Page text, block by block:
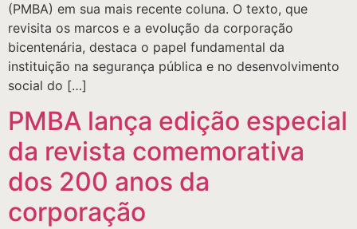
(PMBA) em sua mais recente coluna. O texto, que
revisita os marcos e a evolução da corporação
bicentenária, destaca o papel fundamental da
instituição na segurança pública e no desenvolvimento
social do […]
PMBA lança edição especial
da revista comemorativa
dos 200 anos da
corporação